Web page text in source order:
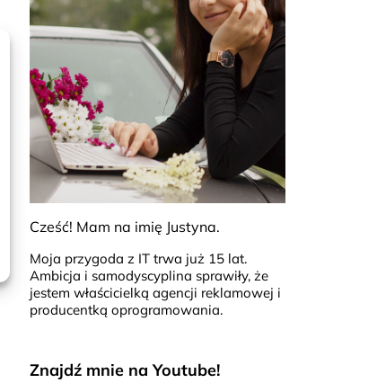
Cześć! Mam na imię Justyna.
Moja przygoda z IT trwa już 15 lat.
Ambicja i samodyscyplina sprawiły, że
jestem właścicielką agencji reklamowej i
producentką oprogramowania.
Znajdź mnie na Youtube!